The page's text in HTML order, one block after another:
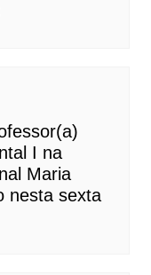
I na
Maria
nesta sexta